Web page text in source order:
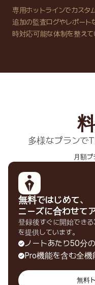
専用ホットラインでカスタ
追加の監査ログやレポート
時対応可能な体制を整えて
多様なプランで
月額プ
無料ではじめて、
ニーズに合わせて
登録後すぐに開始でき
を提供しています。
ノートあたり50分
Pro機能を含む全
無料